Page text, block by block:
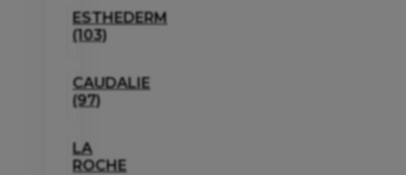
ESTHEDERM
(103)
CAUDALIE
(97)
LA
ROCHE